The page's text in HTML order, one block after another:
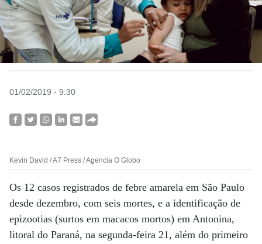
01/02/2019 - 9:30
Kevin David / A7 Press / Agencia O Globo
Os 12 casos registrados de febre amarela em São Paulo
desde dezembro, com seis mortes, e a identificação de
epizootias (surtos em macacos mortos) em Antonina,
litoral do Paraná, na segunda-feira 21, além do primeiro